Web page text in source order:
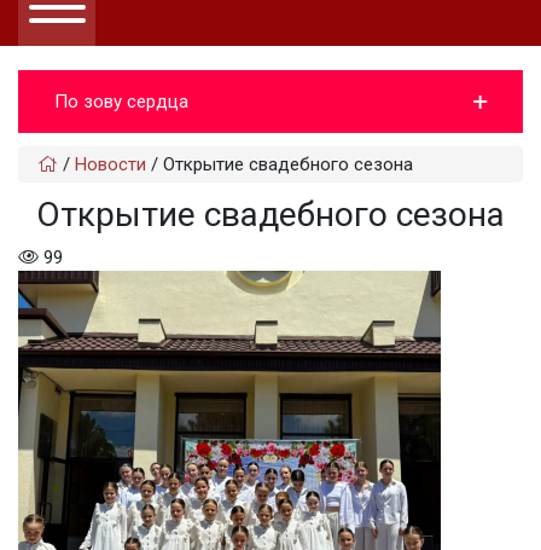
По зову сердца
/ Новости / Открытие свадебного сезона
Открытие свадебного сезона
99